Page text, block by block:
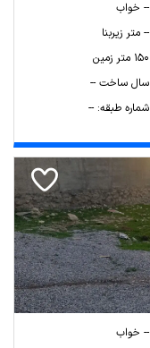
-- خواب
-- متر زیربنا
150 متر زمین
سال ساخت --
شماره طبقه: --
-- خواب